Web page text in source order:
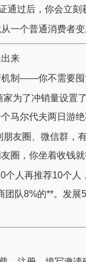
通过后，你会立
一个普通消费者变
来
制——你不需要囤
家为了冲销量设置
马尔代夫两日游绝
友圈、微信群，
圈，你坐着收钱就
个人再推荐10个
团队8%的**。发